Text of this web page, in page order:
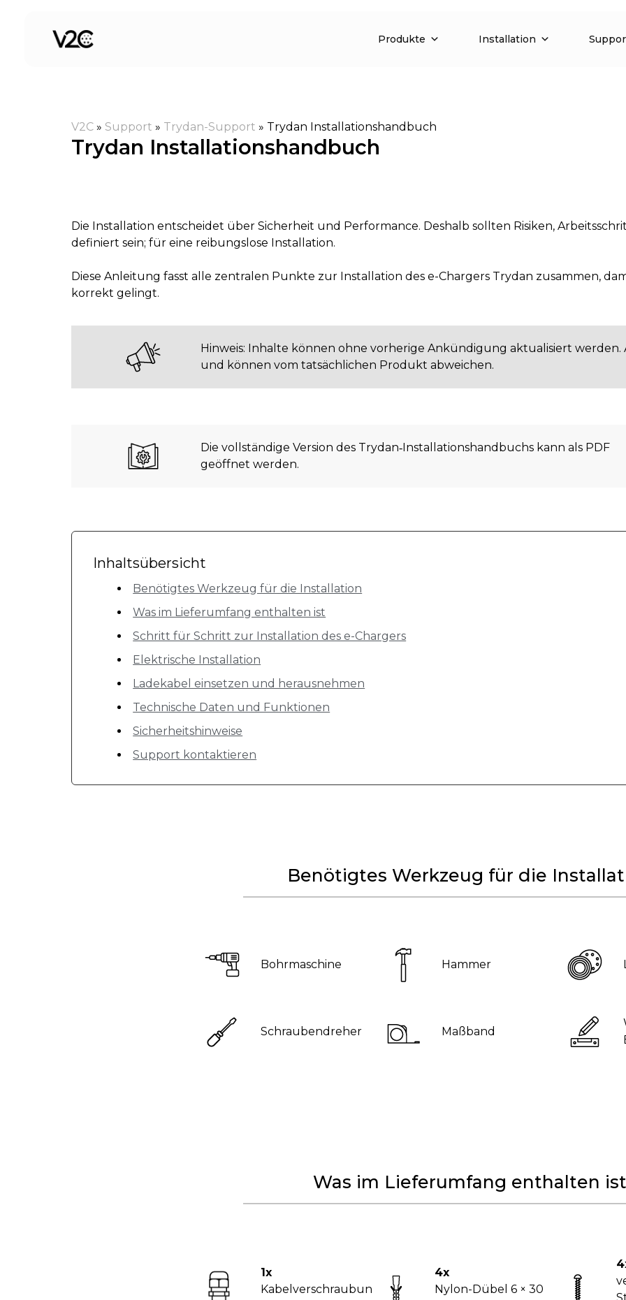
Produkte Installation
V2C » Support » Trydan-Support » Trydan Installationshandbuch
Trydan Installationshandbuch
Die Installation entscheidet über Sicherheit und Performance. Deshalb sollten Risiken,
definiert sein; für eine reibungslose Installation.
Diese Anleitung fasst alle zentralen Punkte zur Installation des e-Chargers Trydan zusammen,
korrekt gelingt.
Hinweis: Inhalte können ohne vorherige Ankündigung aktualisiert
und können vom tatsächlichen Produkt abweichen.
Die vollständige Version des Trydan‑Installationshandbuchs kann als PDF
geöffnet werden.
Inhaltsübersicht
Benötigtes Werkzeug für die Installation
Was im Lieferumfang enthalten ist
Schritt für Schritt zur Installation des e-Chargers
Elektrische Installation
Ladekabel einsetzen und herausnehmen
Technische Daten und Funktionen
Sicherheitshinweise
Support kontaktieren
Benötigtes Werkzeug für die
Bohrmaschine Hammer
Schraubendreher Maßband
Was im Lieferumfang enthalten ist
1x
Kabelverschraubun
4x
Nylon-Dübel 6 × 30